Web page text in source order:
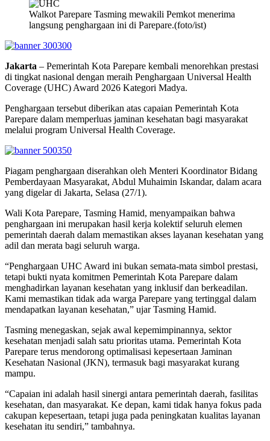
Walkot Parepare Tasming mewakili Pemkot menerima
langsung penghargaan ini di Parepare.(foto/ist)
Jakarta – Pemerintah Kota Parepare kembali menorehkan prestasi
di tingkat nasional dengan meraih Penghargaan Universal Health
Coverage (UHC) Award 2026 Kategori Madya.
Penghargaan tersebut diberikan atas capaian Pemerintah Kota
Parepare dalam memperluas jaminan kesehatan bagi masyarakat
melalui program Universal Health Coverage.
Piagam penghargaan diserahkan oleh Menteri Koordinator Bidang
Pemberdayaan Masyarakat, Abdul Muhaimin Iskandar, dalam acara
yang digelar di Jakarta, Selasa (27/1).
Wali Kota Parepare, Tasming Hamid, menyampaikan bahwa
penghargaan ini merupakan hasil kerja kolektif seluruh elemen
pemerintah daerah dalam memastikan akses layanan kesehatan yang
adil dan merata bagi seluruh warga.
“Penghargaan UHC Award ini bukan semata-mata simbol prestasi,
tetapi bukti nyata komitmen Pemerintah Kota Parepare dalam
menghadirkan layanan kesehatan yang inklusif dan berkeadilan.
Kami memastikan tidak ada warga Parepare yang tertinggal dalam
mendapatkan layanan kesehatan,” ujar Tasming Hamid.
Tasming menegaskan, sejak awal kepemimpinannya, sektor
kesehatan menjadi salah satu prioritas utama. Pemerintah Kota
Parepare terus mendorong optimalisasi kepesertaan Jaminan
Kesehatan Nasional (JKN), termasuk bagi masyarakat kurang
mampu.
“Capaian ini adalah hasil sinergi antara pemerintah daerah, fasilitas
kesehatan, dan masyarakat. Ke depan, kami tidak hanya fokus pada
cakupan kepesertaan, tetapi juga pada peningkatan kualitas layanan
kesehatan itu sendiri,” tambahnya.